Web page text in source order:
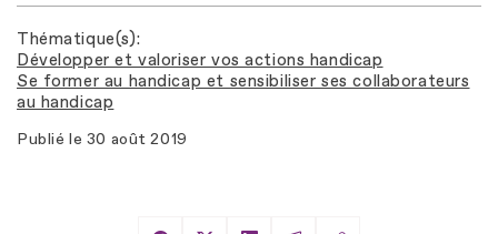
Thématique(s)
Développer et valoriser vos actions handicap
Se former au handicap et sensibiliser ses collaborateurs
au handicap
Publié le 30 août 2019